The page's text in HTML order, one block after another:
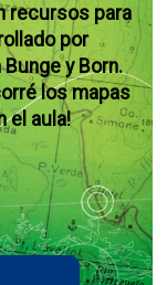
recursos para
por
y Born.
los mapas
el aula!